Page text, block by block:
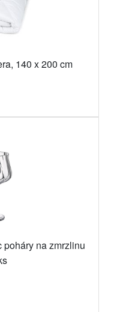
140 x 200 cm
na zmrzlinu